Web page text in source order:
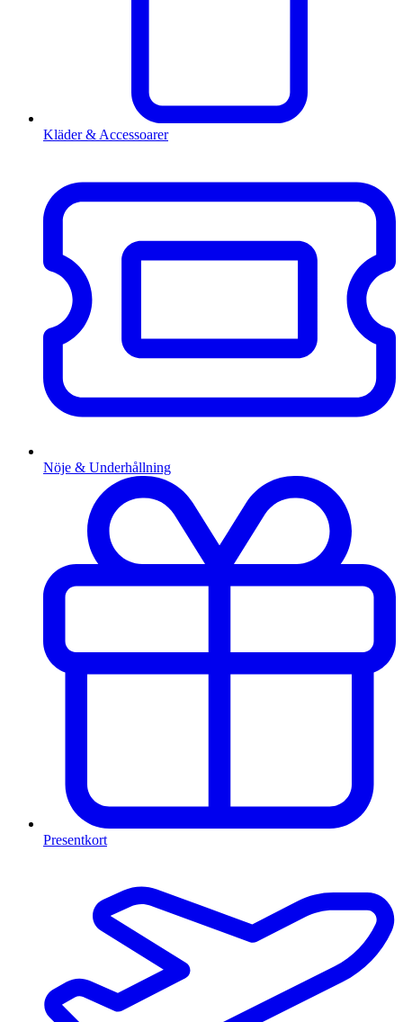
Kläder & Accessoarer
Nöje & Underhållning
Presentkort